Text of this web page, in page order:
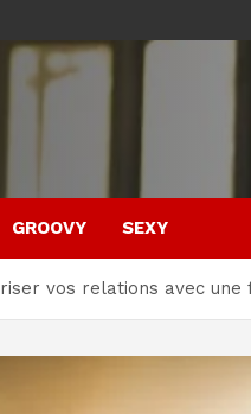
GROOVY SEXY
vos relations avec